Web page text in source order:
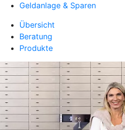
Geldanlage & Sparen
Übersicht
Beratung
Produkte